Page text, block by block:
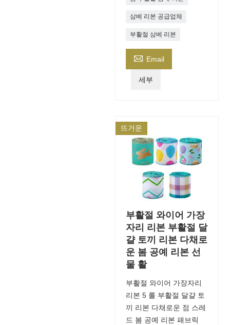
삼베 리본 공급업체
부활절 삼베 리본
 Email
세부
뜨거운
부활절 와이어 가장
자리 리본 부활절 달
걀 토끼 리본 다채로
운 봄 공예 리본 선
물 활
부활절 와이어 가장자리
리본 5 롤 부활절 달걀 토
끼 리본 다채로운 점 스레
드 봄 공예 리본 패브릭